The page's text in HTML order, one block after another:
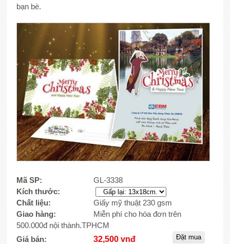
bạn bè.
Mã SP:
GL-3338
Kích thước:
Chất liệu:
Giấy mỹ thuật 230 gsm
Giao hàng:
Miễn phí cho hóa đơn trên
500.000đ nội thành.TPHCM
Giá bán:
32,500 vnđ